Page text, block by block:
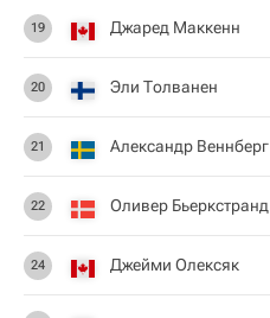
19 Джаред Маккенн
20 Эли Толванен
21 Александр Веннберг
22 Оливер Бьеркстранд
24 Джейми Олексяк